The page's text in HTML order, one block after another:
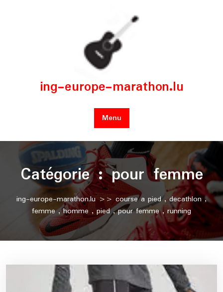
ing-europe-marathon.lu
Menu
Catégorie :pour femme
ing-europe-marathon.lu>> course a pied,decathlon,
femme,homme , pied,pour femme,running